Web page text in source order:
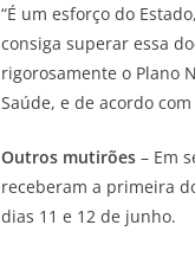
“É um esforço do
consiga superar essa
rigorosamente o Plano
Saúde, e de acordo
Outros mutirões – Em
receberam a primeira
dias 11 e 12 de junho.